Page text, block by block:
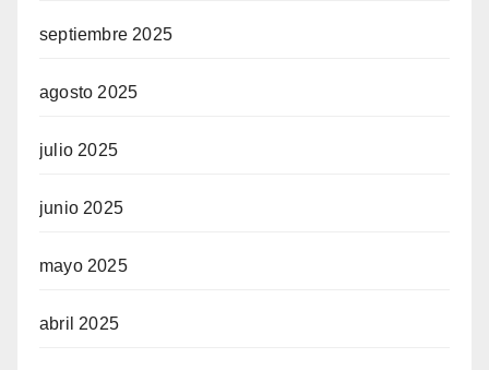
septiembre 2025
agosto 2025
julio 2025
junio 2025
mayo 2025
abril 2025